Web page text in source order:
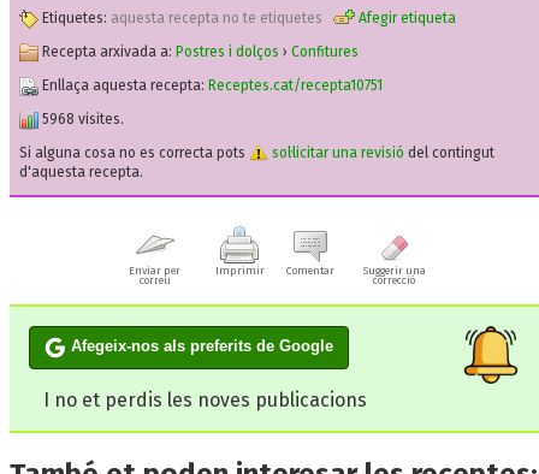
Etiquetes: aquesta recepta no te etiquetes
Afegir etiqueta
Recepta arxivada a: Postres i dolços › Confitures
Enllaça aquesta recepta: Receptes.cat/recepta10751
5968 visites.
Si alguna cosa no es correcta pots
sol·licitar una revisió del contingut
d'aquesta recepta.
Enviar per
correu
Imprimir Comentar
Suggerir una
correcció
Afegeix-nos als preferits de Google
I no et perdis les noves publicacions